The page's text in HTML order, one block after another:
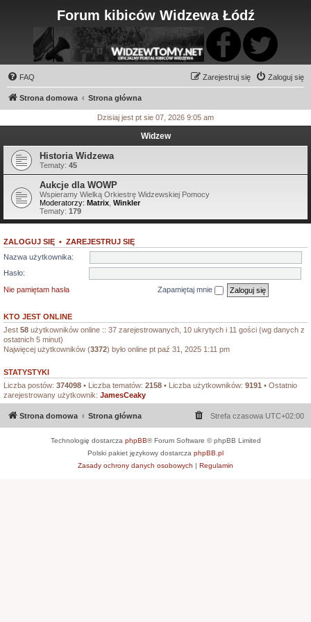
Forum kibiców Widzewa Łódź
FAQ Zaloguj się
Zarejestruj się
Strona domowa Strona główna
Dzisiaj jest pt sie 07, 2026 9:05 am
Widzew
Historia Widzewa
Tematy: 45
Aukcje dla WOWP
Wspieramy Wielką Orkiestrę Widzewskiej Pomocy
Moderatorzy: Matrix Winkler
Tematy: 179
ZALOGUJ SIĘ • ZAREJESTRUJ SIĘ
Nazwa użytkownika:
Hasło:
Nie pamiętam hasła
Zapamiętaj mnie
KTO JEST ONLINE
Jest 58 użytkowników online :: 37 zarejestrowanych, 10 ukrytych i 11 gości (wg danych z
ostatnich 5 minut)
Najwięcej użytkowników (3372) było online pt paź 31, 2025 1:11 pm
STATYSTYKI
Liczba postów: 374098 • Liczba tematów: 2158 • Liczba użytkowników: 9191 • Ostatnio
zarejestrowany użytkownik: JamesCeaky
Strona domowa Strona główna Strefa czasowa UTC+02:00
Technologię dostarcza phpBB® Forum Software © phpBB Limited
Polski pakiet językowy dostarcza phpBB.pl
Zasady ochrony danych osobowych | Regulamin